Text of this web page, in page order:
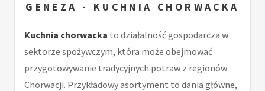
GENEZA - KUCHNIA CHORWACKA
Kuchnia chorwacka to działalność gospodarcza w
sektorze spożywczym, która może obejmować
przygotowywanie tradycyjnych potraw z regionów
Chorwacji. Przykładowy asortyment to dania główne,